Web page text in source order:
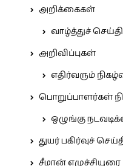
அறிக்கைகள்
வாழ்த்துச்
அறிவிப்புகள்
எதிர்வரும்
பொறுப்பாளர்கள்
ஒழுங்கு
துயர் பகிர்வுச்
சீமான் எழுச்சியுரை